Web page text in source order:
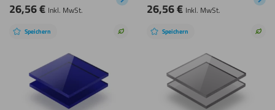
26,56€ Inkl. MwSt. 26,56€ Inkl. MwSt.
Speichern
NachhaltigeSpeichern